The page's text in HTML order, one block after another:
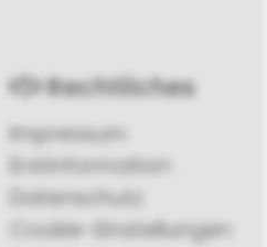
Rechtliches
Impressum
Erstinformation
Datenschutz
Cookie-Einstellungen